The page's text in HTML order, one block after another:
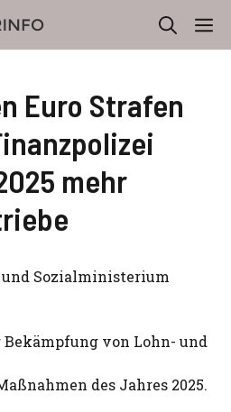
Euro Strafen
mehr
und Sozialministerium
von Lohn- und
des Jahres 2025.